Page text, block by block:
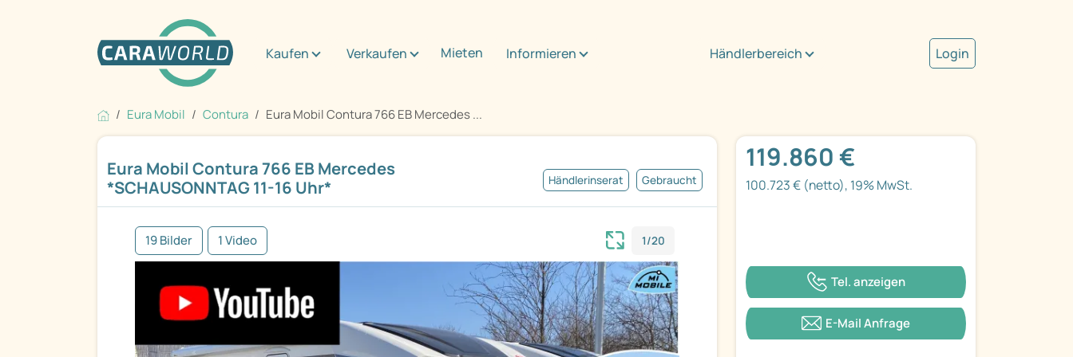
Kaufen Verkaufen Mieten Informieren Händlerbereich Login
Eura Mobil Contura Eura Mobil Contura 766 EB Mercedes ...
Eura Mobil Contura 766 EB Mercedes
*SCHAUSONNTAG 11-16 Uhr*
Händlerinserat Gebraucht
19 Bilder 1 Video 1/20
119.860 €
100.723 € (netto), 19% MwSt.
Tel. anzeigen
E-Mail Anfrage